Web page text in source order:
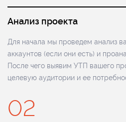
Анализ проекта
Для начала мы проведем анализ
аккаунтов (если они есть) и
После чего выявим УТП вашего
целевую аудитории и ее
02